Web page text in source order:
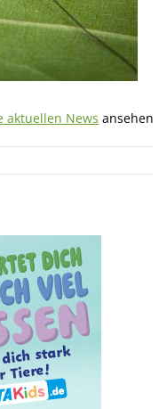
aktuellen News ansehen